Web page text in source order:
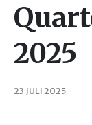
2025
23 JULI 2025